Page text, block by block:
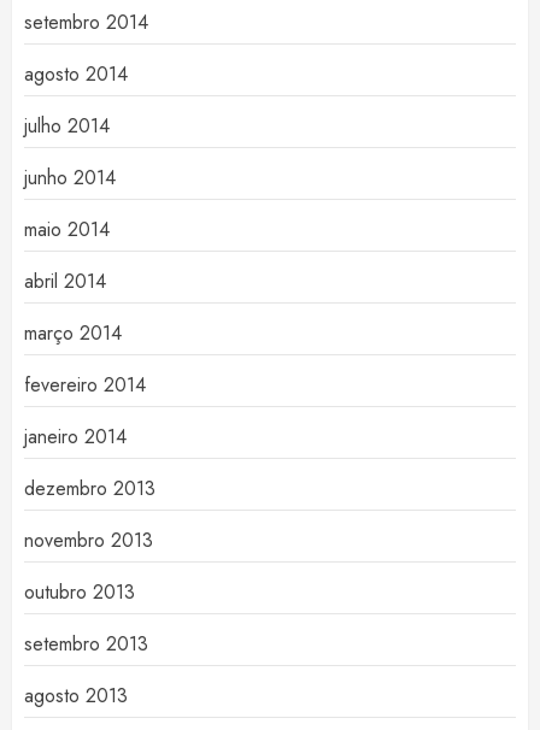
setembro 2014
agosto 2014
julho 2014
junho 2014
maio 2014
abril 2014
março 2014
fevereiro 2014
janeiro 2014
dezembro 2013
novembro 2013
outubro 2013
setembro 2013
agosto 2013